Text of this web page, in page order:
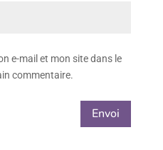
e-mail et mon site dans le
commentaire.
Envoi